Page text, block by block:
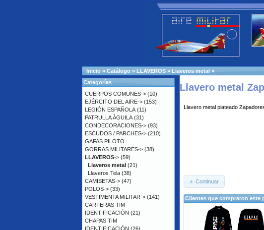
Inicio » Catálogo » LLAVEROS » Llaveros metal »
Llavero metal
Llavero metal plateado
Continuar
Clientes que compraron este
Categorías
CUERPOS COMUNES-> (10)
EJÉRCITO DEL AIRE-> (153)
LEGIÓN ESPAÑOLA (11)
PATRULLA ÁGUILA (31)
CONDECORACIONES-> (93)
ESCUDOS / PARCHES-> (210)
GAFAS PILOTO
GORRAS MILITARES-> (38)
LLAVEROS-> (59)
Llaveros metal (21)
Llaveros Tela (38)
CAMISETAS-> (47)
POLOS-> (33)
VESTIMENTA MILITAR-> (141)
CARTERAS TIM
IDENTIFICACIÓN (21)
CHAPAS TIM
IDENTIFICACIÓN (26)